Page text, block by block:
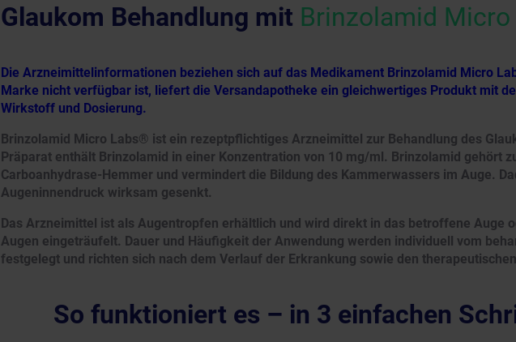
Glaukom Behandlung mit Brinzolamid
Die Arzneimittelinformationen beziehen sich auf das Medikament Brinzolamid Micro
Marke nicht verfügbar ist, liefert die Versandapotheke ein gleichwertiges Produkt mit
Wirkstoff und Dosierung.
Brinzolamid Micro Labs® ist ein rezeptpflichtiges Arzneimittel zur Behandlung des
Präparat enthält Brinzolamid in einer Konzentration von 10 mg/ml. Brinzolamid gehört
Carboanhydrase-Hemmer und vermindert die Bildung des Kammerwassers im Auge.
Augeninnendruck wirksam gesenkt.
Das Arzneimittel ist als Augentropfen erhältlich und wird direkt in das betroffene Auge
Augen eingeträufelt. Dauer und Häufigkeit der Anwendung werden individuell vom
festgelegt und richten sich nach dem Verlauf der Erkrankung sowie den
So funktioniert es – in 3 einfachen